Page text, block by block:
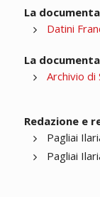
La
Datini
La
Archivio
Redazione e
Pagliai
Pagliai